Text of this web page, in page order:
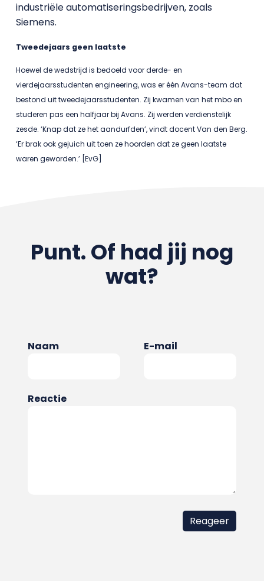
industriële automatiseringsbedrijven, zoals
Siemens.
Tweedejaars geen laatste
Hoewel de wedstrijd is bedoeld voor derde- en
vierdejaarsstudenten engineering, was er één Avans-team dat
bestond uit tweedejaarsstudenten. Zij kwamen van het mbo en
studeren pas een halfjaar bij Avans. Zij werden verdienstelijk
zesde. ‘Knap dat ze het aandurfden’, vindt docent Van den Berg.
‘Er brak ook gejuich uit toen ze hoorden dat ze geen laatste
waren geworden.’ [EvG]
Punt. Of had jij nog
wat?
Naam E-mail
Reactie